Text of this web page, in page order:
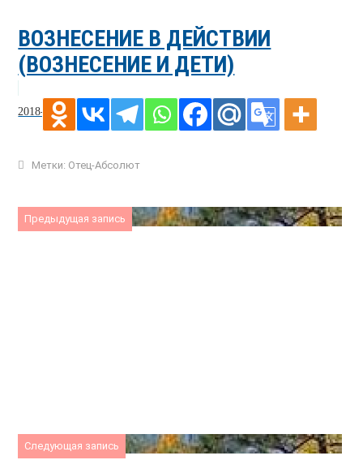
ВОЗНЕСЕНИЕ В ДЕЙСТВИИ
(ВОЗНЕСЕНИЕ И ДЕТИ)
2018-05-25
Метки: Отец-Абсолют
Предыдущая запись
Следующая запись